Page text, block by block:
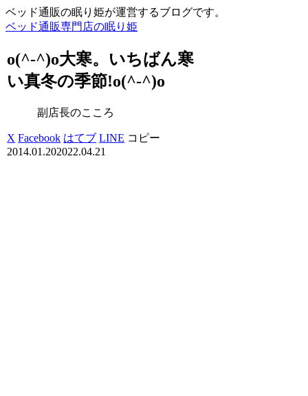
ベッド通販の眠り姫が運営するブログです。
ベッド通販専門店の眠り姫
o(^-^)o大寒。いちばん寒
い真冬の季節!o(^-^)o
副店長のこころ
X Facebook はてブ LINE コピー
2014.01.202022.04.21